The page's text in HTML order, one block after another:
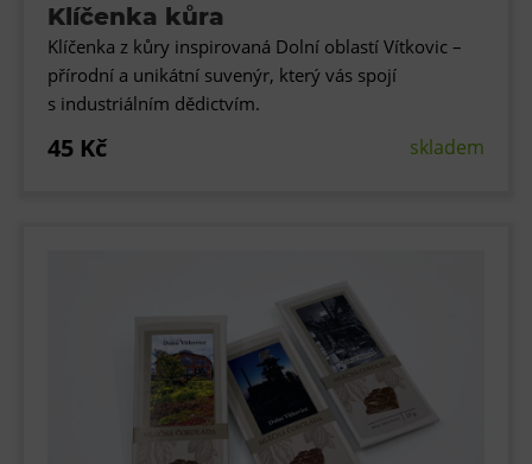
Klíčenka kůra
Klíčenka z kůry inspirovaná Dolní oblastí Vítkovic –
přírodní a unikátní suvenýr, který vás spojí
s industriálním dědictvím.
45 Kč skladem